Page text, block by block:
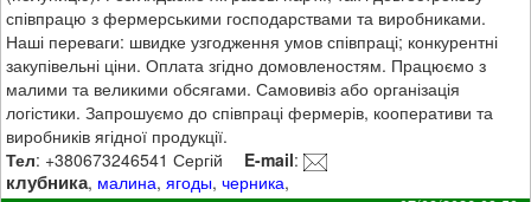
співпрацю з фермерськими господарствами та виробниками.
Наші переваги: швидке узгодження умов співпраці; конкурентні
закупівельні ціни. Оплата згідно домовленостям. Працюємо з
малими та великими обсягами. Самовивіз або організація
логістики. Запрошуємо до співпраці фермерів, кооперативи та
виробників ягідної продукції.
Тел: +380673246541 Сергій E-mail:
клубника, малина,ягоды,черника,